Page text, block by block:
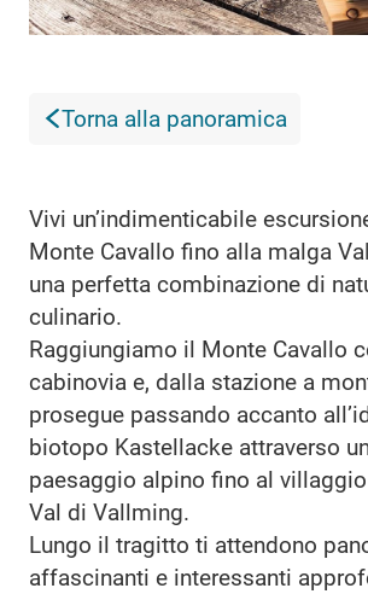
Torna alla panoramica
Vivi un’indimenticabile
Monte Cavallo fino alla malga
una perfetta combinazione di
culinario.
Raggiungiamo il Monte Cavallo
cabinovia e, dalla stazione a
prosegue passando accanto
biotopo Kastellacke attraverso
paesaggio alpino fino al
Val di Vallming.
Lungo il tragitto ti attendono
affascinanti e interessanti